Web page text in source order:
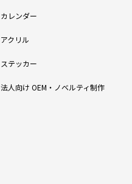
カレンダー
アクリル
ステッカー
法人向け OEM・ノベルティ制作